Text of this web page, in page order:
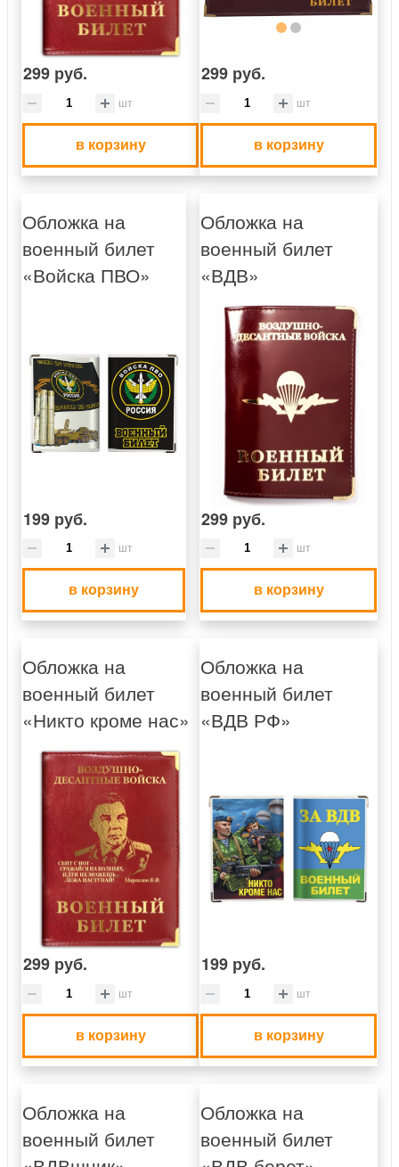
299 руб.
шт
в корзину
299 руб.
шт
в корзину
Обложка на
военный билет
«Войска ПВО»
199 руб.
шт
в корзину
Обложка на
военный билет
«ВДВ»
299 руб.
шт
в корзину
Обложка на
военный билет
«Никто кроме нас»
299 руб.
шт
в корзину
Обложка на
военный билет
«ВДВ РФ»
199 руб.
шт
в корзину
Обложка на
военный билет
Обложка на
военный билет